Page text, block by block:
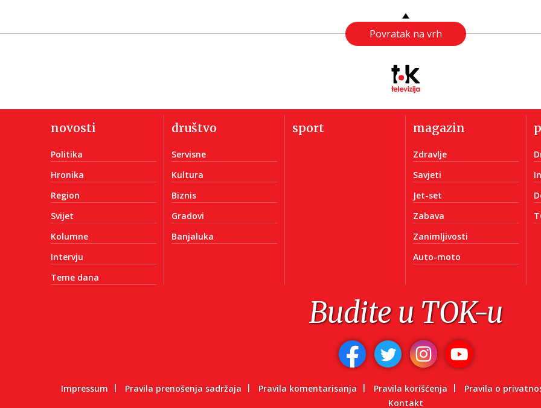
Povratak na vrh
novosti
Politika
Hronika
Region
Svijet
Kolumne
Intervju
Teme dana
društvo
Servisne
Kultura
Biznis
Gradovi
Banjaluka
sport magazin
Zdravlje
Savjeti
Jet-set
Zabava
Zanimljivosti
Auto-moto
Budite u TOK-u
Impressum Pravila prenošenja sadržaja Pravila komentarisanja Pravila korišćenja
Pravila o
Kontakt